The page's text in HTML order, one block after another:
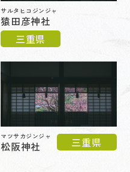
サルタヒコジンジャ
猿田彦神社
三重県
マツサカジンジャ
松阪神社 三重県